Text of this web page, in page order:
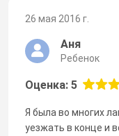
26 мая 2016 г.
Аня
Ребенок
Оценка: 5
Я была во многих
уезжать в конце и